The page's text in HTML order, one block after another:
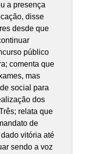
a presença
disse
desde que
público
comenta que
mas
social para
dos
relata que
de
vitória até
sendo a voz